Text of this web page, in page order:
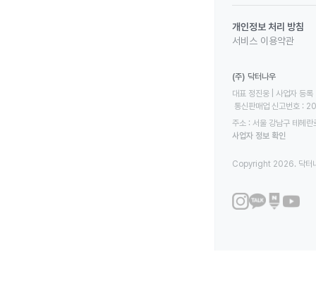
개인정보 처리 방침
서비스 이용약관
(주) 닥터나우
대표 정진웅 | 사업자
통신판매업 신고번호
주소 : 서울 강남구 테헤
사업자 정보 확인
Copyright 2026. 닥터